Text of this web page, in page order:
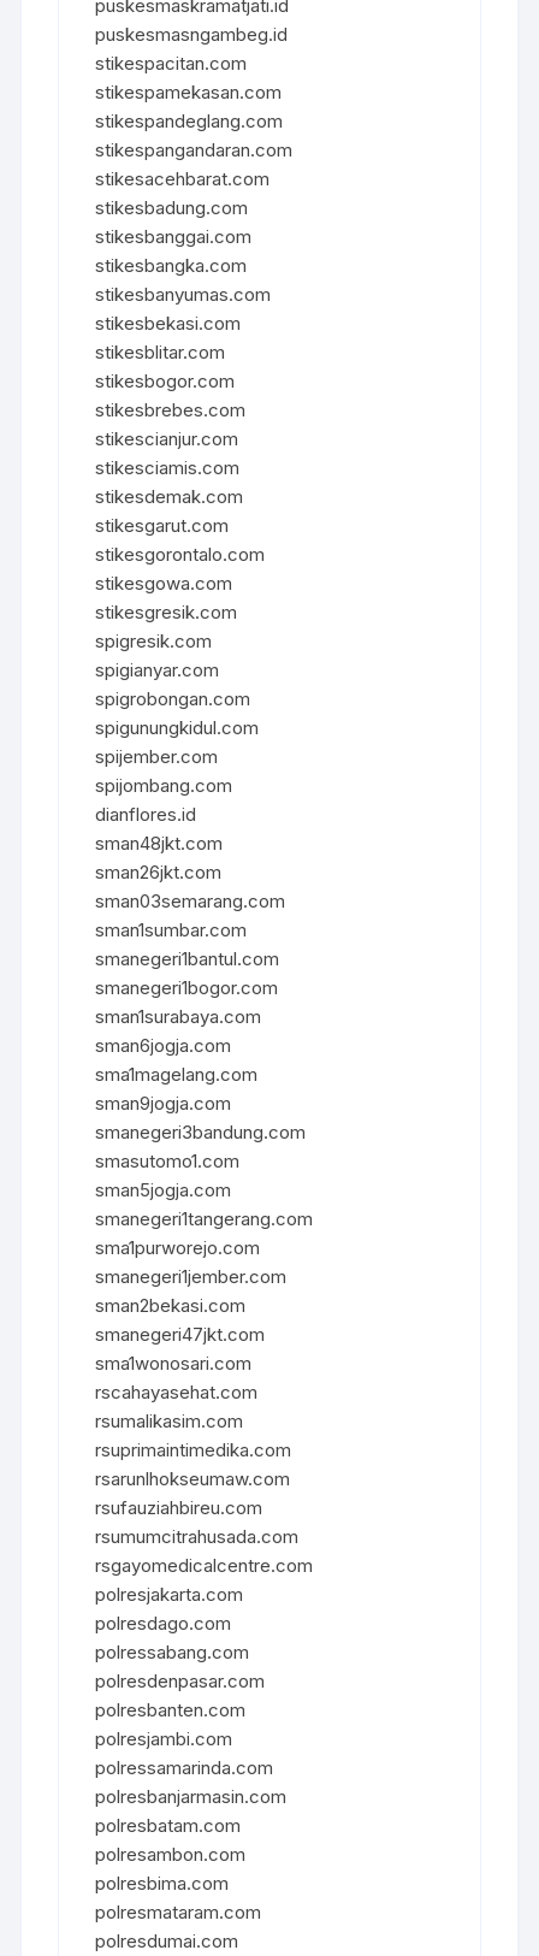
puskesmaskramatjati.id
puskesmasngambeg.id
stikespacitan.com
stikespamekasan.com
stikespandeglang.com
stikespangandaran.com
stikesacehbarat.com
stikesbadung.com
stikesbanggai.com
stikesbangka.com
stikesbanyumas.com
stikesbekasi.com
stikesblitar.com
stikesbogor.com
stikesbrebes.com
stikescianjur.com
stikesciamis.com
stikesdemak.com
stikesgarut.com
stikesgorontalo.com
stikesgowa.com
stikesgresik.com
spigresik.com
spigianyar.com
spigrobongan.com
spigunungkidul.com
spijember.com
spijombang.com
dianflores.id
sman48jkt.com
sman26jkt.com
sman03semarang.com
sman1sumbar.com
smanegeri1bantul.com
smanegeri1bogor.com
sman1surabaya.com
sman6jogja.com
sma1magelang.com
sman9jogja.com
smanegeri3bandung.com
smasutomo1.com
sman5jogja.com
smanegeri1tangerang.com
sma1purworejo.com
smanegeri1jember.com
sman2bekasi.com
smanegeri47jkt.com
sma1wonosari.com
rscahayasehat.com
rsumalikasim.com
rsuprimaintimedika.com
rsarunlhokseumaw.com
rsufauziahbireu.com
rsumumcitrahusada.com
rsgayomedicalcentre.com
polresjakarta.com
polresdago.com
polressabang.com
polresdenpasar.com
polresbanten.com
polresjambi.com
polressamarinda.com
polresbanjarmasin.com
polresbatam.com
polresambon.com
polresbima.com
polresmataram.com
polresdumai.com